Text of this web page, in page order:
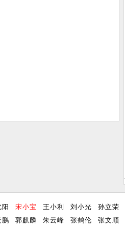
宋小宝 王小利 刘小光 孙立荣
鹏 郭麒麟 朱云峰 张鹤伦 张文顺